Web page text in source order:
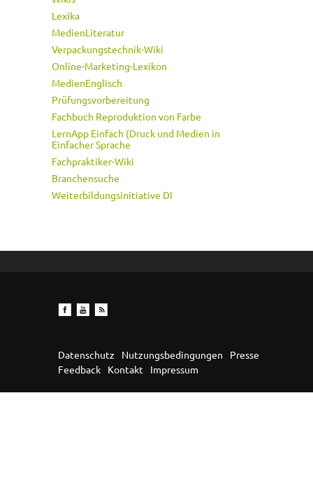
Lexika
MedienLiteratur
Verpackungstechnik-Wiki
Online-Marketing-Lexikon
MedienEnglisch
Prüfungsvorbereitung
Fachbuch Reproduktion von Farbe
LernApp Einfach (Druck und Medien in
Einfacher Sprache
Fachpraktiker-Wiki
Branchensuche
Weiterbildungsinitiative DI
Datenschutz Nutzungsbedingungen
Presse
Feedback
Kontakt Impressum